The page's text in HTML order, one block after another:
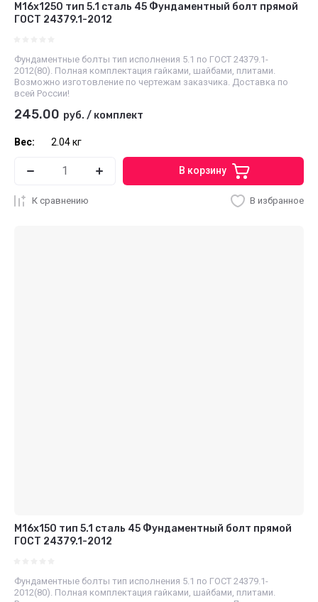
М16x1250 тип 5.1 сталь 45 Фундаментный болт прямой
ГОСТ 24379.1-2012
Фундаментные болты тип исполнения 5.1 по ГОСТ 24379.1-
2012(80). Полная комплектация гайками, шайбами, плитами.
Возможно изготовление по чертежам заказчика. Доставка по
всей России!
245.00 руб. / комплект
Вес: 2.04 кг
В корзину
К сравнению В избранное
М16x150 тип 5.1 сталь 45 Фундаментный болт прямой
ГОСТ 24379.1-2012
Фундаментные болты тип исполнения 5.1 по ГОСТ 24379.1-
2012(80). Полная комплектация гайками, шайбами, плитами.